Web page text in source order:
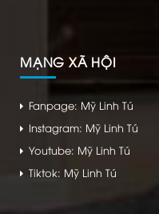
MẠNG XÃ HỘI
Fanpage: Mỹ Linh Tú
Instagram: Mỹ Linh Tú
Youtube: Mỹ Linh Tú
Tiktok: Mỹ Linh Tú